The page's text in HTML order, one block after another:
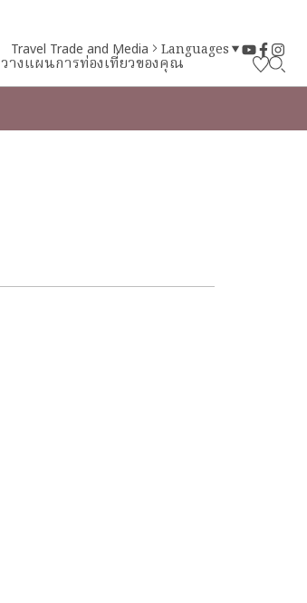
วางแผนการท่องเที่ยวของคุณ
Travel Trade and Media Languages